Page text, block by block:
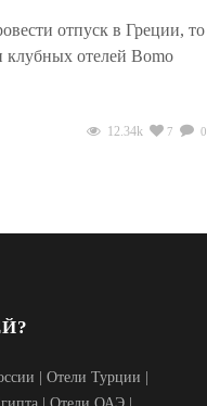
отпуск в Греции, то
клубных отелей Bomo
12.34k 7 0
Отели Турции